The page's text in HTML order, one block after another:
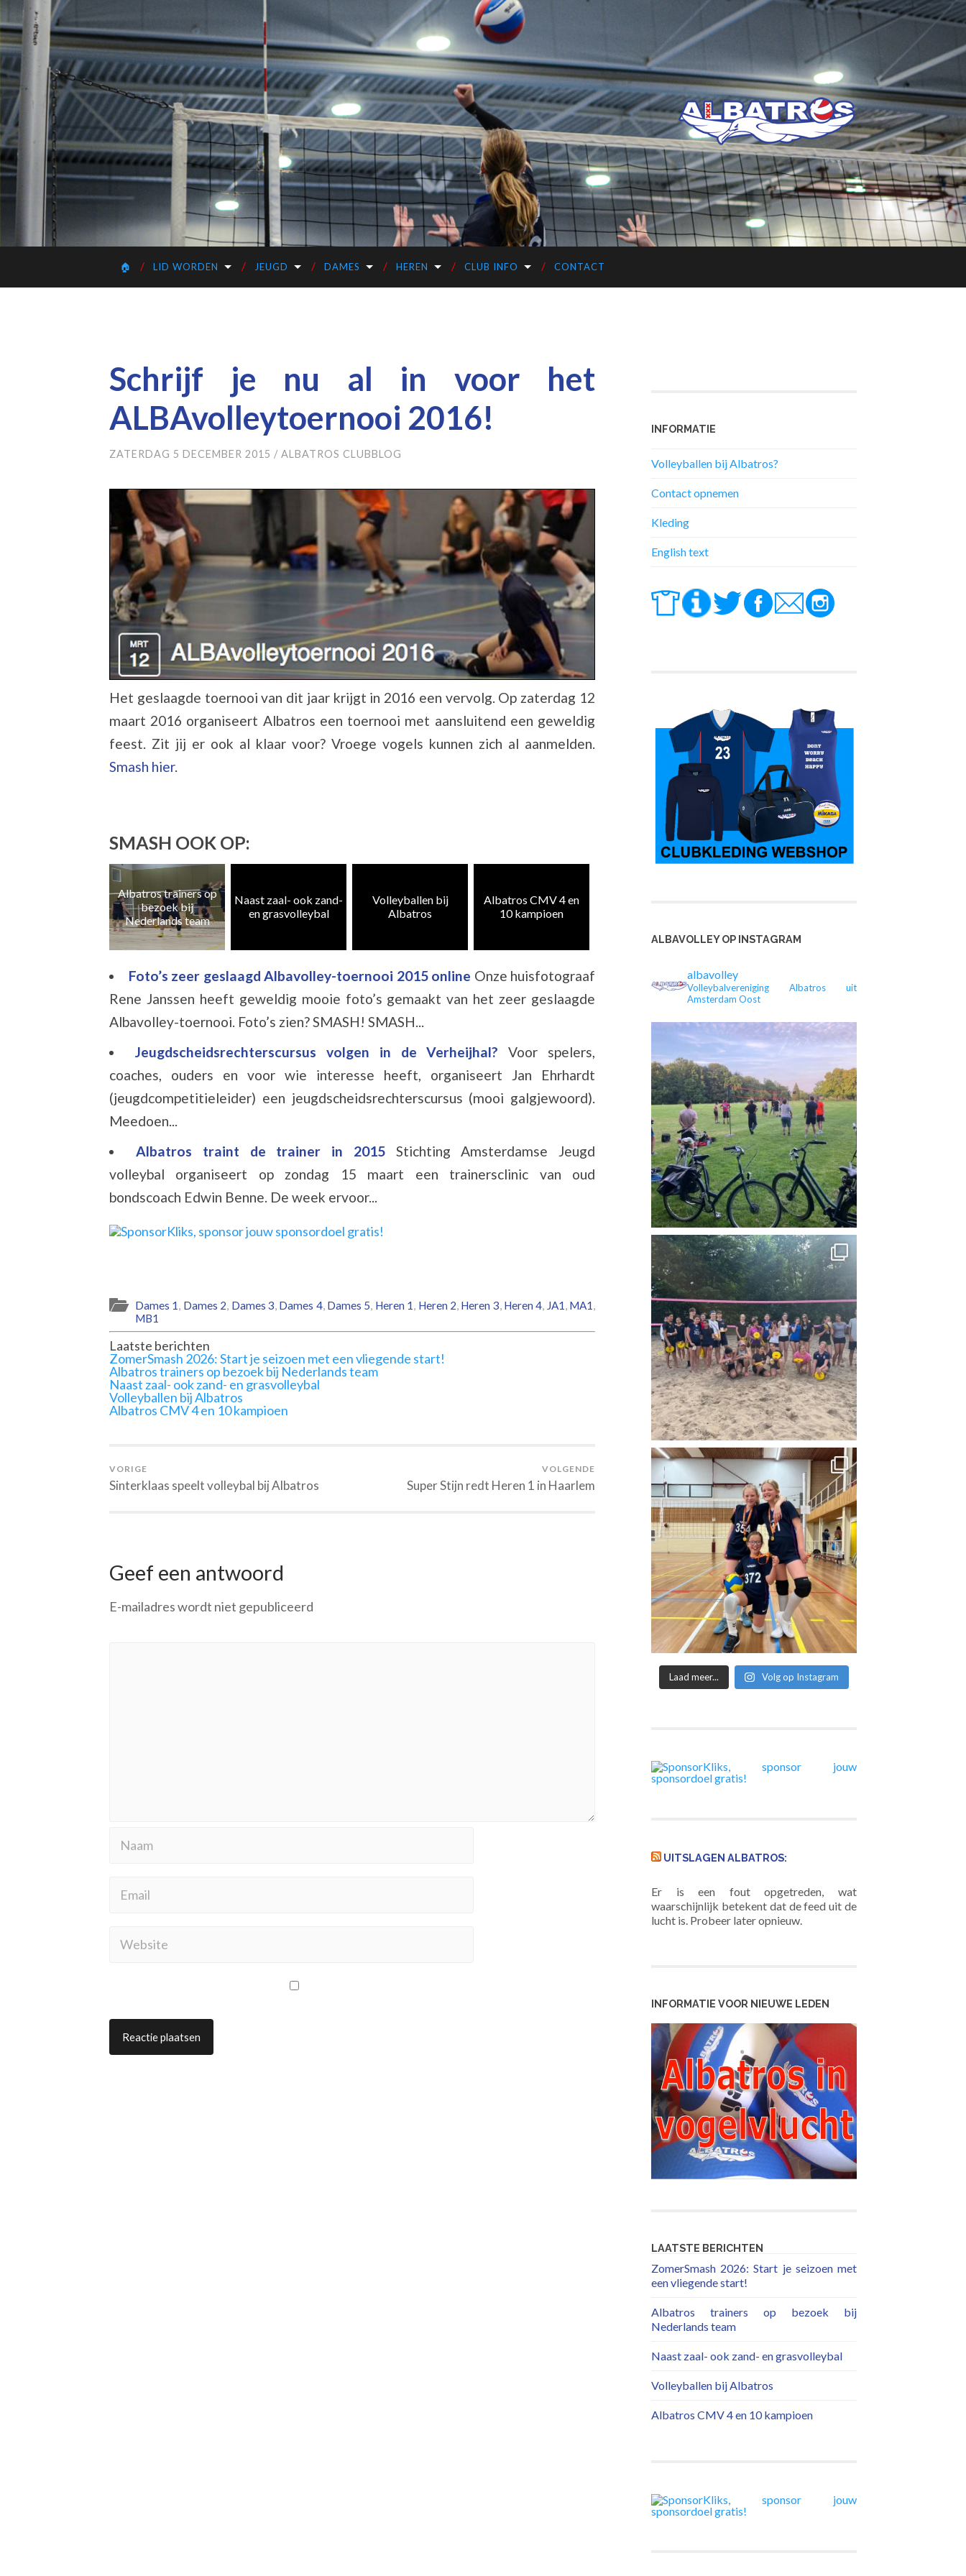
🏠 LID WORDEN JEUGD DAMES HEREN CLUB INFO CONTACT
Schrijf je nu al in voor het
ALBAvolleytoernooi 2016!
ZATERDAG 5 DECEMBER 2015 / ALBATROS CLUBBLOG
Het geslaagde toernooi van dit jaar krijgt in 2016 een vervolg. Op zaterdag 12
maart 2016 organiseert Albatros een toernooi met aansluitend een geweldig
feest. Zit jij er ook al klaar voor? Vroege vogels kunnen zich al aanmelden.
Smash hier.
SMASH OOK OP:
Albatros trainers op
bezoek bij
Nederlands team
Naast zaal- ook zand-
en grasvolleybal
Volleyballen bij
Albatros
Albatros CMV 4 en
10 kampioen
Foto’s zeer geslaagd Albavolley-toernooi 2015 online Onze huisfotograaf
Rene Janssen heeft geweldig mooie foto’s gemaakt van het zeer geslaagde
Albavolley-toernooi. Foto’s zien? SMASH! SMASH...
Jeugdscheidsrechterscursus volgen in de Verheijhal?Voor spelers,
coaches, ouders en voor wie interesse heeft, organiseert Jan Ehrhardt
(jeugdcompetitieleider) een jeugdscheidsrechterscursus (mooi galgjewoord).
Meedoen...
Albatros traint de trainer in 2015 Stichting Amsterdamse Jeugd
volleybal organiseert op zondag 15 maart een trainersclinic van oud
bondscoach Edwin Benne. De week ervoor...
Dames 1, Dames 2, Dames 3, Dames 4, Dames 5, Heren 1, Heren 2, Heren 3, Heren 4, JA1, MA1,
MB1
Laatste berichten
ZomerSmash 2026: Start je seizoen met een vliegende start!
Albatros trainers op bezoek bij Nederlands team
Naast zaal- ook zand- en grasvolleybal
Volleyballen bij Albatros
Albatros CMV 4 en 10 kampioen
VORIGE
Sinterklaas speelt volleybal bij Albatros
VOLGENDE
Super Stijn redt Heren 1 in Haarlem
Geef een antwoord
E-mailadres wordt niet gepubliceerd
INFORMATIE
Volleyballen bij Albatros?
Contact opnemen
Kleding
English text
ALBAVOLLEY OP INSTAGRAM
albavolley
Volleybalvereniging Albatros uit
Amsterdam Oost
Laad meer... Volg op Instagram
UITSLAGEN ALBATROS:
Er is een fout opgetreden, wat
waarschijnlijk betekent dat de feed uit de
lucht is. Probeer later opnieuw.
INFORMATIE VOOR NIEUWE LEDEN
LAATSTE BERICHTEN
ZomerSmash 2026: Start je seizoen met
een vliegende start!
Albatros trainers op bezoek bij
Nederlands team
Naast zaal- ook zand- en grasvolleybal
Volleyballen bij Albatros
Albatros CMV 4 en 10 kampioen